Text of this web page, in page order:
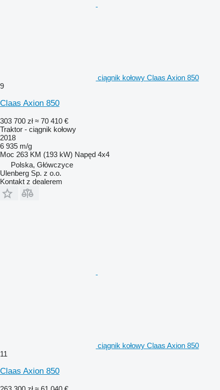
ciągnik kołowy Claas Axion 850
9
Claas Axion 850
303 700 zł ≈ 70 410 €
Traktor - ciągnik kołowy
2018
6 935 m/g
Moc 263 KM (193 kW) Napęd 4x4
Polska, Główczyce
Ulenberg Sp. z o.o.
Kontakt z dealerem
ciągnik kołowy Claas Axion 850
11
Claas Axion 850